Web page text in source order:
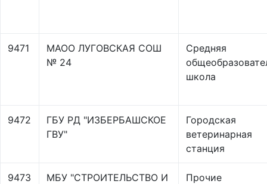
9471
МАОО ЛУГОВСКАЯ СОШ
№ 24
Средняя
школа
9472
ГБУ РД "ИЗБЕРБАШСКОЕ
ГВУ"
Городская
ветеринарная
станция
9473
МБУ "СТРОИТЕЛЬСТВО И
Прочие